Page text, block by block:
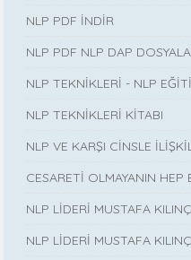
NLP PDF İNDİR
NLP PDF NLP DAP
NLP TEKNİKLERİ - NLP
NLP TEKNİKLERİ KİTABI
NLP VE KARŞI CİNSLE
CESARETİ OLMAYANIN HEP
NLP LİDERİ MUSTAFA
NLP LİDERİ MUSTAFA